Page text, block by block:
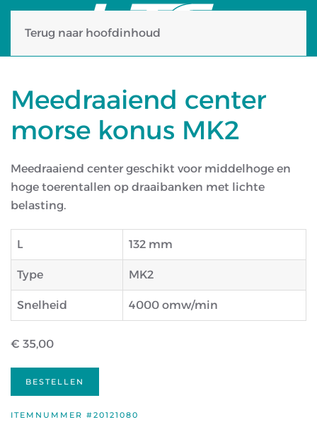
Terug naar hoofdinhoud
Meedraaiend center
morse konus MK2
Meedraaiend center geschikt voor middelhoge en
hoge toerentallen op draaibanken met lichte
belasting.
L 132 mm
Type MK2
Snelheid 4000 omw/min
€ 35,00
BESTELLEN
ITEMNUMMER #20121080